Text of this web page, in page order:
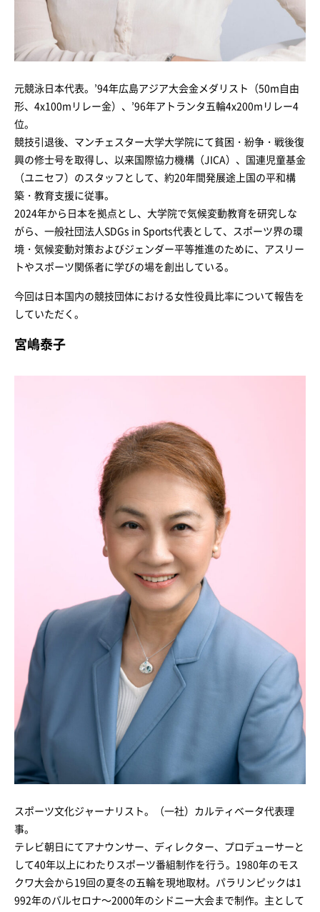
元競泳日本代表。’94年広島アジア大会金メダリスト（50m自由
形、4x100mリレー金）、’96年アトランタ五輪4x200mリレー4
位。
競技引退後、マンチェスター大学大学院にて貧困・紛争・戦後復
興の修士号を取得し、以来国際協力機構（JICA）、国連児童基金
（ユニセフ）のスタッフとして、約20年間発展途上国の平和構
築・教育支援に従事。
2024年から日本を拠点とし、大学院で気候変動教育を研究しな
がら、一般社団法人SDGs in Sports代表として、スポーツ界の環
境・気候変動対策およびジェンダー平等推進のために、アスリー
トやスポーツ関係者に学びの場を創出している。
今回は日本国内の競技団体における女性役員比率について報告を
していただく。
宮嶋泰子
スポーツ文化ジャーナリスト。（一社）カルティベータ代表理
事。
テレビ朝日にてアナウンサー、ディレクター、プロデューサーと
して40年以上にわたりスポーツ番組制作を行う。1980年のモス
クワ大会から19回の夏冬の五輪を現地取材。パラリンピックは1
992年のバルセロナ～2000年のシドニー大会まで制作。主として